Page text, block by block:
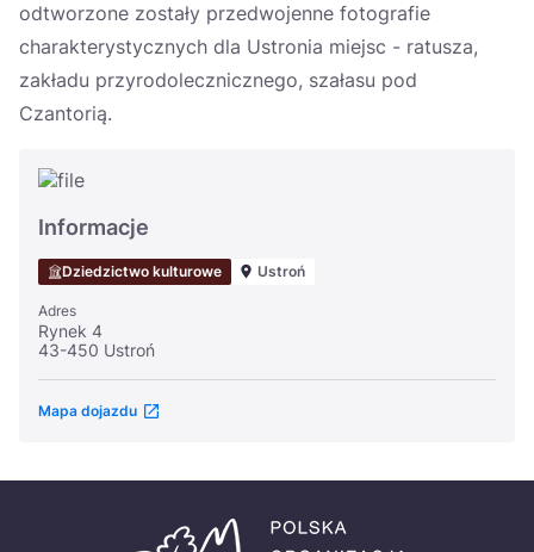
odtworzone zostały przedwojenne fotografie
charakterystycznych dla Ustronia miejsc - ratusza,
zakładu przyrodolecznicznego, szałasu pod
Czantorią.
Informacje
Dziedzictwo kulturowe Ustroń
Adres
Rynek 4
43-450 Ustroń
Mapa dojazdu